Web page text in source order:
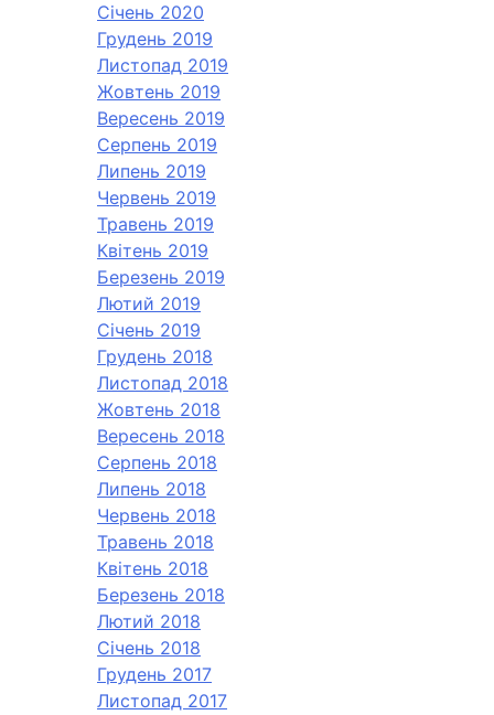
Січень 2020
Грудень 2019
Листопад 2019
Жовтень 2019
Вересень 2019
Серпень 2019
Липень 2019
Червень 2019
Травень 2019
Квітень 2019
Березень 2019
Лютий 2019
Січень 2019
Грудень 2018
Листопад 2018
Жовтень 2018
Вересень 2018
Серпень 2018
Липень 2018
Червень 2018
Травень 2018
Квітень 2018
Березень 2018
Лютий 2018
Січень 2018
Грудень 2017
Листопад 2017